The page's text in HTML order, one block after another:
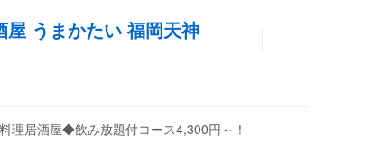
うまかたい 福岡天神
理居酒屋◆飲み放題付コース4,300円～！